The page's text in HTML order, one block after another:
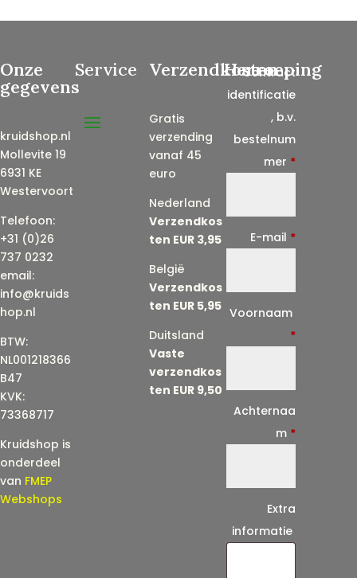
Onze
gegevens
kruidshop.nl
Mollevite 19
6931 KE
Westervoort
Telefoon:
+31 (0)26
737 0232
email:
info@kruids
hop.nl
BTW:
NL001218366
B47
KVK:
73368717
Kruidshop is
onderdeel
van FMEP
Webshops
Service Verzendkosten
Gratis
verzending
vanaf 45
euro
Nederland
Verzendkos
ten EUR 3,95
België
Verzendkos
ten EUR 5,95
Duitsland
Vaste
verzendkos
ten EUR 9,50
Herroeping
Contract
identificatie
, b.v.
bestelnum
mer *
E-mail *
Voornaam
*
Achternaa
m *
Extra
informatie